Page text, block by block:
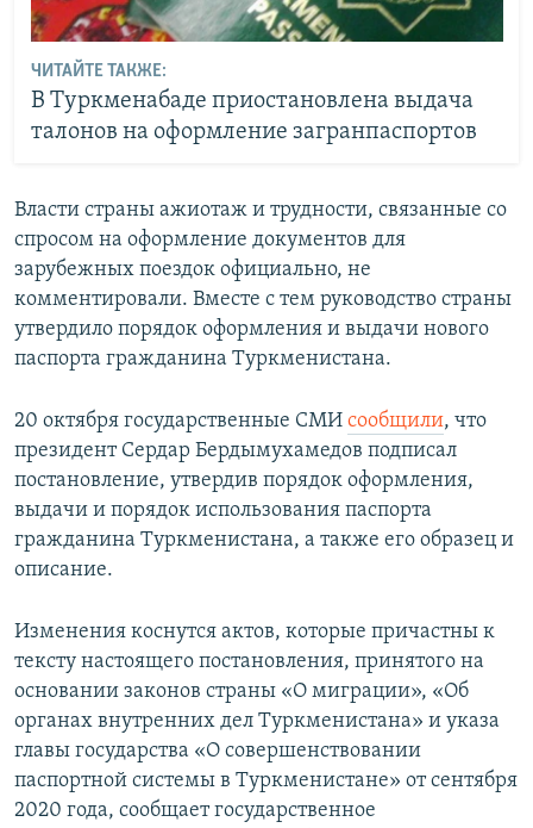
ЧИТАЙТЕ ТАКЖЕ:
В Туркменабаде приостановлена выдача
талонов на оформление загранпаспортов
Власти страны ажиотаж и трудности, связанные со
спросом на оформление документов для
зарубежных поездок официально, не
комментировали. Вместе с тем руководство страны
утвердило порядок оформления и выдачи нового
паспорта гражданина Туркменистана.
20 октября государственные СМИ сообщили, что
президент Сердар Бердымухамедов подписал
постановление, утвердив порядок оформления,
выдачи и порядок использования паспорта
гражданина Туркменистана, а также его образец и
описание.
Изменения коснутся актов, которые причастны к
тексту настоящего постановления, принятого на
основании законов страны «О миграции», «Об
органах внутренних дел Туркменистана» и указа
главы государства «О совершенствовании
паспортной системы в Туркменистане» от сентября
2020 года, сообщает государственное